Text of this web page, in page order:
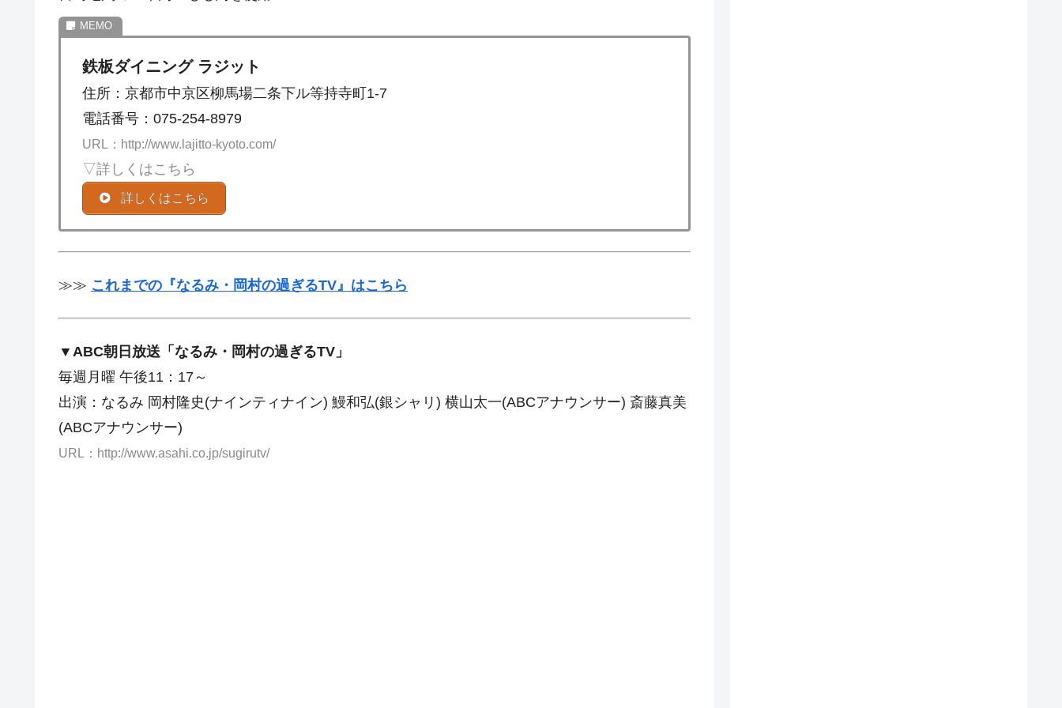
鉄板ダイニング ラジット
住所：京都市中京区柳馬場二条下ル等持寺町1-7
電話番号：075-254-8979
URL：http://www.lajitto-kyoto.com/
▽詳しくはこちら
詳しくはこちら
≫≫ これまでの『なるみ・岡村の過ぎるTV』はこちら
▼ABC朝日放送「なるみ・岡村の過ぎるTV」
毎週月曜 午後11：17～
出演：なるみ 岡村隆史(ナインティナイン) 鰻和弘(銀シャリ) 横山太一(ABCアナウンサー) 斎藤真美
(ABCアナウンサー)
URL：http://www.asahi.co.jp/sugirutv/